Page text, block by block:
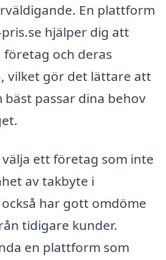
En plattform
hjälper dig att
företag och deras
vilket gör det lättare att
bäst passar dina behov
ett företag som inte
av takbyte i
har gott omdöme
tidigare kunder.
en plattform som